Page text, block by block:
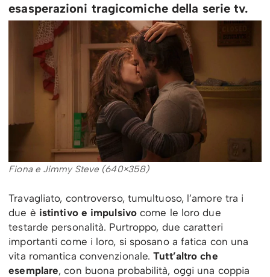
esasperazioni tragicomiche della serie tv.
Fiona e Jimmy Steve (640×358)
Travagliato, controverso, tumultuoso, l’amore tra i
due è istintivo e impulsivocome le loro due
testarde personalità. Purtroppo, due caratteri
importanti come i loro, si sposano a fatica con una
vita romantica convenzionale.Tutt’altro che
esemplare, con buona probabilità, oggi una coppia